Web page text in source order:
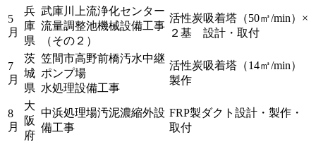
5
月
兵
庫
県
武庫川上流浄化センター
流量調整池機械設備工事
（その２）
活性炭吸着塔（50㎥/min）×
２基 設計・取付
7
月
茨
城
県
笠間市高野前橋汚水中継
ポンプ場
水処理設備工事
活性炭吸着塔（14㎥/min）
製作
8
月
大
阪
府
中浜処理場汚泥濃縮外設
備工事
FRP製ダクト設計・製作・
取付